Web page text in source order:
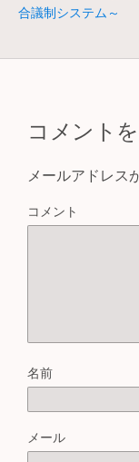
o
k
合議制システム～
コメント
メールアドレス
コメント
名前
メール